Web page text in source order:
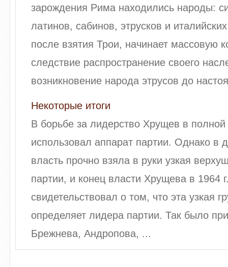
зарождения Рима находились народы:
латинов, сабинов, этрусков и
после взятия Трои, начинает массовую
следствие распространение своего
возникновение народа этрусов до
Некоторые итоги
В борьбе за лидерство Хрущев в
использовал аппарат партии. Однако в
власть прочно взяла в руки узкая
партии, и конец власти Хрущева в 1964
свидетельствовал о том, что эта узкая
определяет лидера партии. Так было
Брежнева, Андропова, ...